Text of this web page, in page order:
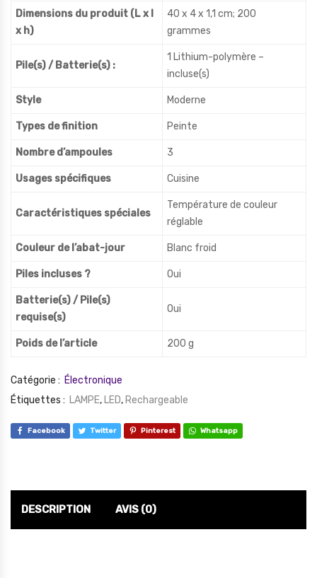
Dimensions du produit (L x l
x h)
‎40 x 4 x 1,1 cm; 200
grammes
Pile(s) / Batterie(s) :
‎1 Lithium-polymère –
incluse(s)
Style ‎Moderne
Types de finition ‎Peinte
Nombre d’ampoules ‎3
Usages spécifiques ‎Cuisine
Caractéristiques spéciales
‎Température de couleur
réglable
Couleur de l’abat-jour ‎Blanc froid
Piles incluses ? ‎Oui
Batterie(s) / Pile(s)
requise(s)
‎Oui
Poids de l’article ‎200 g
Catégorie : Électronique
Étiquettes : LAMPE, LED, Rechargeable
Facebook Twitter Pinterest Whatsapp
DESCRIPTION AVIS (0)